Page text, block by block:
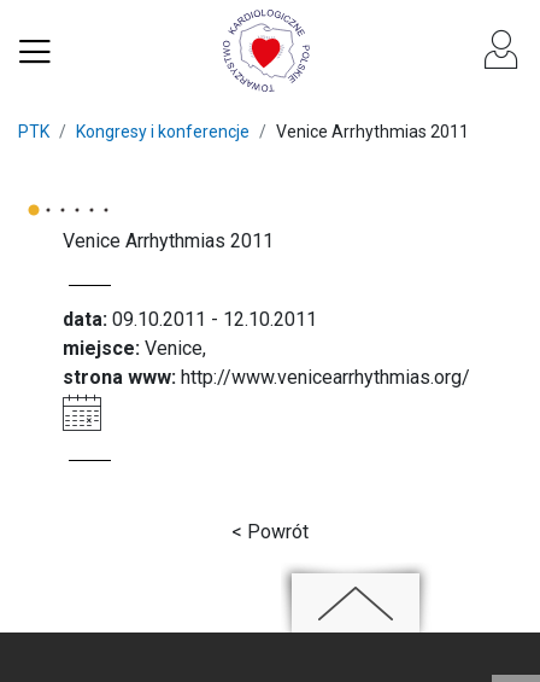
PTK Kongresy i konferencje Venice Arrhythmias 2011
Venice Arrhythmias 2011
data: 09.10.2011 - 12.10.2011
miejsce: Venice,
strona www: http://www.venicearrhythmias.org/
< Powrót